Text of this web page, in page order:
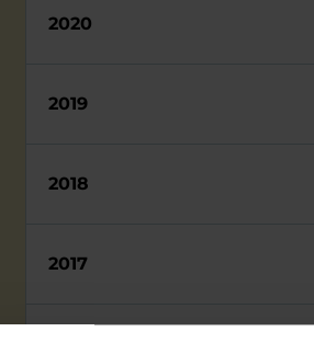
2020
2019
2018
2017